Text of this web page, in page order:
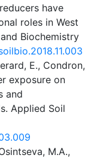
have
roles in West
Biochemistry
E., Condron,
exposure on
and
Applied Soil
M.A.,